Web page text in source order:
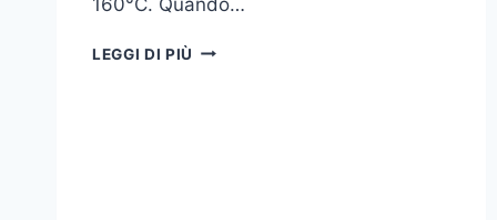
LEGGI DI PIÙ COME